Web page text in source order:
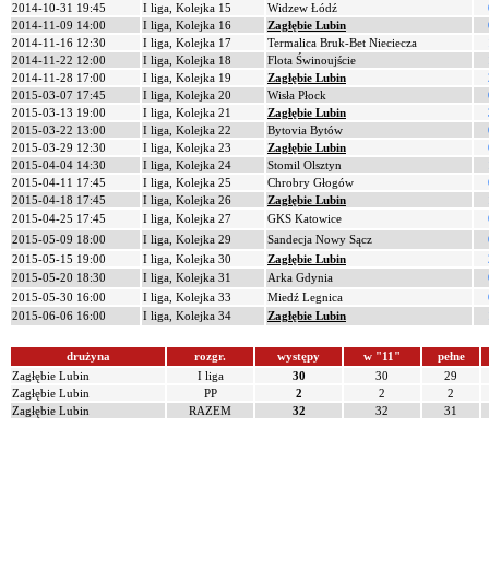
2014-10-31 19:45
I liga, Kolejka 15 Widzew Łódź
2014-11-09 14:00
I liga, Kolejka 16 Zagłębie Lubin
2014-11-16 12:30
I liga, Kolejka 17 Termalica Bruk-Bet Nieciecza
2014-11-22 12:00
I liga, Kolejka 18 Flota Świnoujście
2014-11-28 17:00
I liga, Kolejka 19 Zagłębie Lubin
2015-03-07 17:45
I liga, Kolejka 20 Wisła Płock
2015-03-13 19:00
I liga, Kolejka 21 Zagłębie Lubin
2015-03-22 13:00
I liga, Kolejka 22 Bytovia Bytów
2015-03-29 12:30
I liga, Kolejka 23 Zagłębie Lubin
2015-04-04 14:30
I liga, Kolejka 24 Stomil Olsztyn
2015-04-11 17:45
I liga, Kolejka 25 Chrobry Głogów
2015-04-18 17:45
I liga, Kolejka 26 Zagłębie Lubin
2015-04-25 17:45
I liga, Kolejka 27 GKS Katowice
2015-05-09 18:00
I liga, Kolejka 29 Sandecja Nowy Sącz
2015-05-15 19:00
I liga, Kolejka 30 Zagłębie Lubin
2015-05-20 18:30
I liga, Kolejka 31 Arka Gdynia
2015-05-30 16:00
I liga, Kolejka 33 Miedź Legnica
2015-06-06 16:00
I liga, Kolejka 34 Zagłębie Lubin
drużyna rozgr. występy w "11"
pełne
Zagłębie Lubin
I liga 30 30
29
Zagłębie Lubin
PP 2 2
2
Zagłębie Lubin
RAZEM 32 32 31